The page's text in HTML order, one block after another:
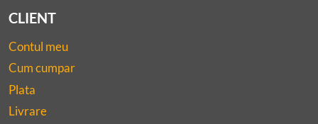
CLIENT
Contul meu
Cum cumpar
Plata
Livrare